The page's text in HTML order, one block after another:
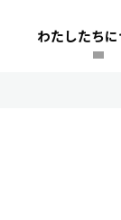
わたしたちに